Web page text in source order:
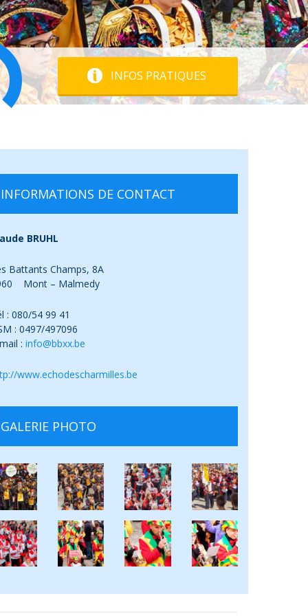
INFOS PRATIQUES
INFORMATIONS DE CONTACT
BRUHL
Battants Champs, 8A
Mont – Malmedy
: 080/54 99 41
: 0497/497096
: info@bbxx.be
www.echodescharmilles.be
GALERIE PHOTO